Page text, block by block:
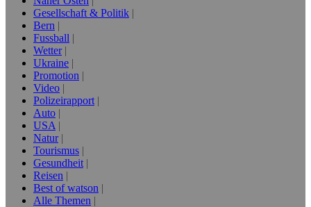
Gesellschaft & Politik
Bern
Fussball
Wetter
Ukraine
Promotion
Video
Polizeirapport
Auto
USA
Natur
Tourismus
Gesundheit
Reisen
Best of watson
Alle Themen